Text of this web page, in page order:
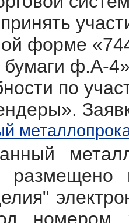
форме
бумаги ф.А-
по